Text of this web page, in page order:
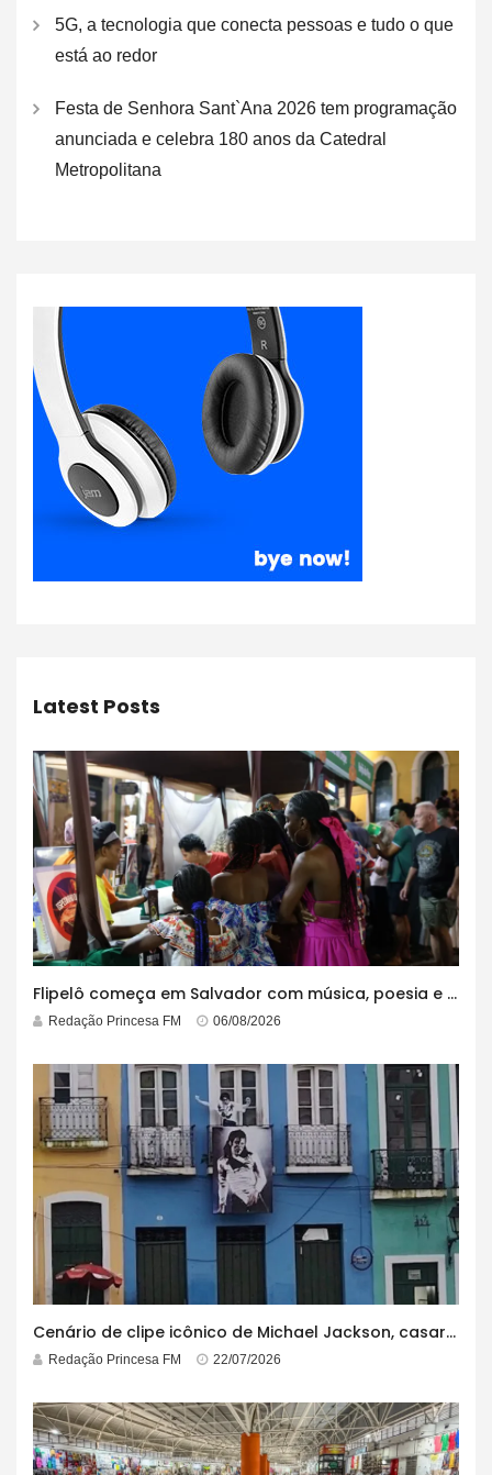
5G, a tecnologia que conecta pessoas e tudo o que
está ao redor
Festa de Senhora Sant`Ana 2026 tem programação
anunciada e celebra 180 anos da Catedral
Metropolitana
Latest Posts
Flipelô começa em Salvador com música, poesia e grande participação
Redação Princesa FM 06/08/2026
Cenário de clipe icônico de Michael Jackson, casarão azul no centro do Pelourinho enfrenta ordem de desocupação
Redação Princesa FM 22/07/2026